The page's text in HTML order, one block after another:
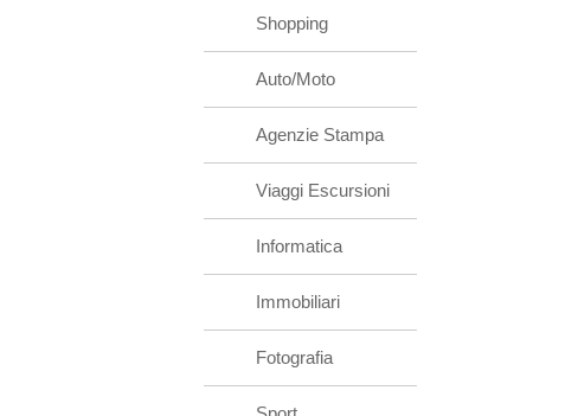
Shopping
Auto/Moto
Agenzie Stampa
Viaggi Escursioni
Informatica
Immobiliari
Fotografia